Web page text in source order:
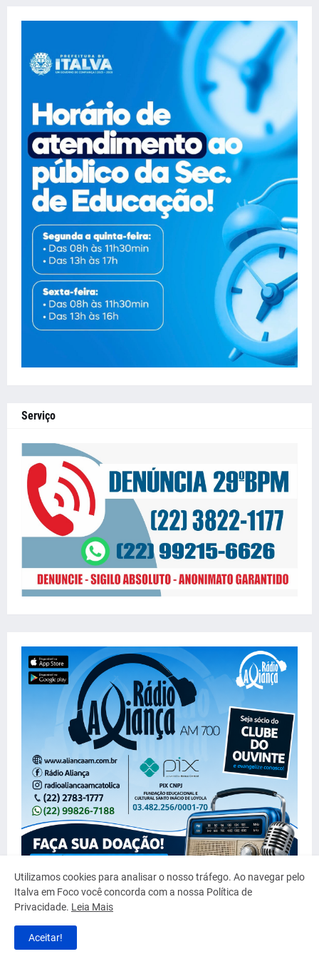
Serviço
Utilizamos cookies para analisar o nosso tráfego. Ao navegar pelo
Italva em Foco você concorda com a nossa Política de
Privacidade. Leia Mais
Aceitar!